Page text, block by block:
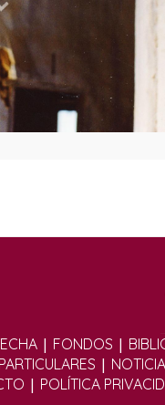
| FONDOS |
|
| POLÍTICA